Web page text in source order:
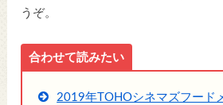
うぞ。
合わせて読みたい
2019年TOHOシネマズフード